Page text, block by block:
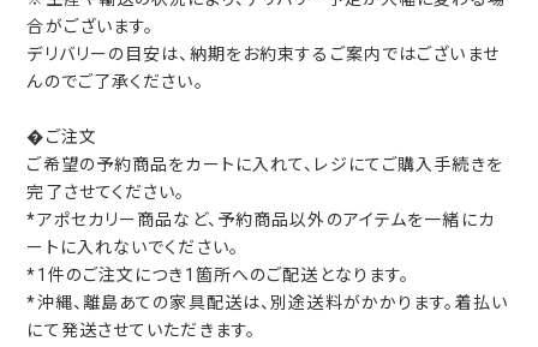
合がございます。
デリバリーの目安は、納期をお約束するご案内ではございませ
んのでご了承ください。
�ご注文
ご希望の予約商品をカートに入れて、レジにてご購入手続きを
完了させてください。
*アポセカリー商品など、予約商品以外のアイテムを一緒にカ
ートに入れないでください。
*1件のご注文につき1箇所へのご配送となります。
*沖縄、離島あての家具配送は、別途送料がかかります。着払い
にて発送させていただきます。